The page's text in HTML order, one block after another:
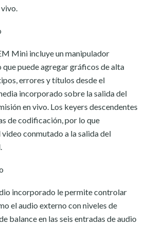
Mini incluye un manipulador
que puede agregar gráficos de alta
errores y títulos desde el
incorporado sobre la salida del
en vivo. Los keyers descendentes
de codificación, por lo que
conmutado a la salida del
incorporado le permite controlar
el audio externo con niveles de
balance en las seis entradas de audio